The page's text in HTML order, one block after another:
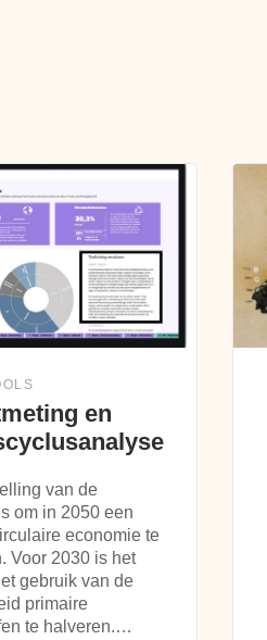
en
van de
om in 2050 een
economie te
Voor 2030 is het
gebruik van de
primaire
te halveren.…